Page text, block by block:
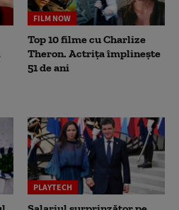
FILM NOW
Top 10 filme cu Charlize
Theron. Actrița împlinește
51 de ani
PLAYTECH